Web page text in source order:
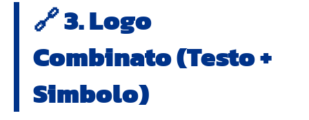
🔗 3.Logo
Combinato(Testo +
Simbolo)